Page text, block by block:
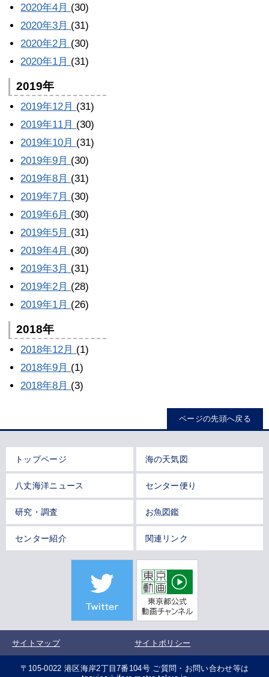
2020年4月 (30)
2020年3月 (31)
2020年2月 (30)
2020年1月 (31)
2019年
2019年12月 (31)
2019年11月 (30)
2019年10月 (31)
2019年9月 (30)
2019年8月 (31)
2019年7月 (30)
2019年6月 (30)
2019年5月 (31)
2019年4月 (30)
2019年3月 (31)
2019年2月 (28)
2019年1月 (26)
2018年
2018年12月 (1)
2018年9月 (1)
2018年8月 (3)
ページの先頭へ戻る
トップページ 海の天気図
八丈海洋ニュース センター便り
研究・調査 お魚図鑑
センター紹介 関連リンク
サイトマップ サイトポリシー
〒105-0022 港区海岸2丁目7番104号 ご質問・お問い合わせ等は